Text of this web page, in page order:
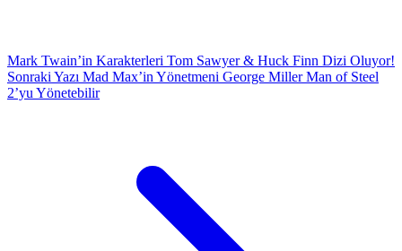
Mark Twain’in Karakterleri Tom Sawyer & Huck Finn Dizi Oluyor!
Sonraki Yazı Mad Max’in Yönetmeni George Miller Man of Steel
2’yu Yönetebilir